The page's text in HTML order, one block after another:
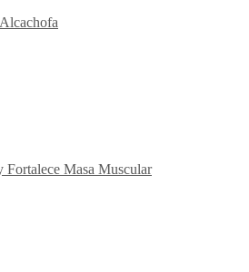
Fortalece Masa Muscular